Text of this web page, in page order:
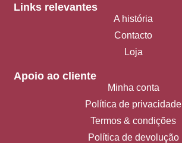
Links relevantes
A história
Contacto
Loja
Apoio ao cliente
Minha conta
Política de privacidade
Termos & condições
Política de devolução